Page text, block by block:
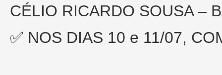
CÉLIO RICARDO SOUSA –
✅ NOS DIAS 10 e 11/07,